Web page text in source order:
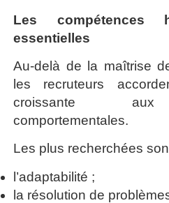
Les compétences
essentielles
Au-delà de la maîtrise
les recruteurs
croissante aux
comportementales.
Les plus recherchées
l’adaptabilité ;
la résolution de